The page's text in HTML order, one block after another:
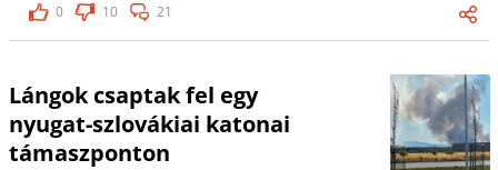
0
10 21
Lángok csaptak fel egy
nyugat-szlovákiai katonai
támaszponton